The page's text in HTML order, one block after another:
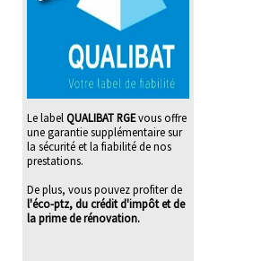
Le label QUALIBAT RGEvous offre
une garantie supplémentaire sur
la sécurité et la fiabilité de nos
prestations.
De plus, vous pouvez profiter de
l'éco-ptz, du crédit d'impôt et de
la prime de rénovation.